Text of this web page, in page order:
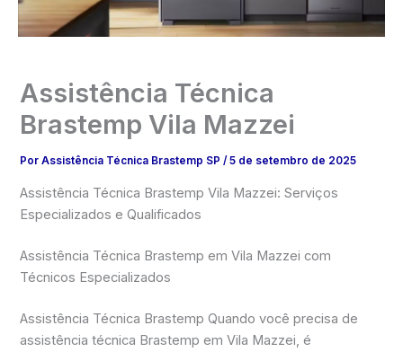
Assistência Técnica
Brastemp Vila Mazzei
PorAssistência Técnica Brastemp SP/5 de setembro de 2025
Assistência Técnica Brastemp Vila Mazzei: Serviços
Especializados e Qualificados
Assistência Técnica Brastemp em Vila Mazzei com
Técnicos Especializados
Assistência Técnica Brastemp Quando você precisa de
assistência técnica Brastemp em Vila Mazzei, é